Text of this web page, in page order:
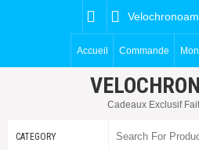
Accueil Commande
Cadeaux Exclusif